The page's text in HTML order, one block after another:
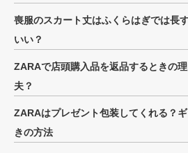
喪服のスカート丈はふくらはぎでは長
いい？
ZARAで店頭購入品を返品するときの
夫？
ZARAはプレゼント包装してくれる？
きの方法